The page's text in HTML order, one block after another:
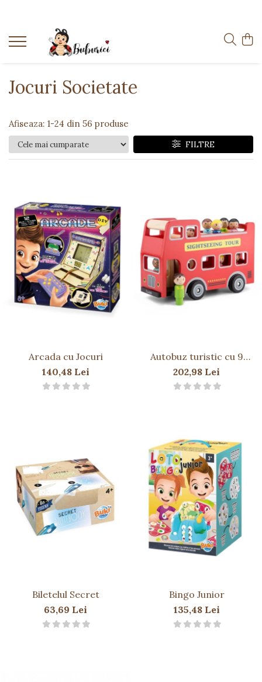
Categorii
Interactive
Accesorii
Exterior
Interior
Muzicale
Bebeluși
Diverse
Păpuși
Mașinuțe
0-1 Ani
8-10 Ani
Jocuri Societate
Afiseaza: 1-24 din 56 produse
FILTRE
Arcada cu Jocuri
140,48 Lei
Autobuz turistic cu 9
figurine
202,98 Lei
Biletelul Secret
63,69 Lei
Bingo Junior
135,48 Lei